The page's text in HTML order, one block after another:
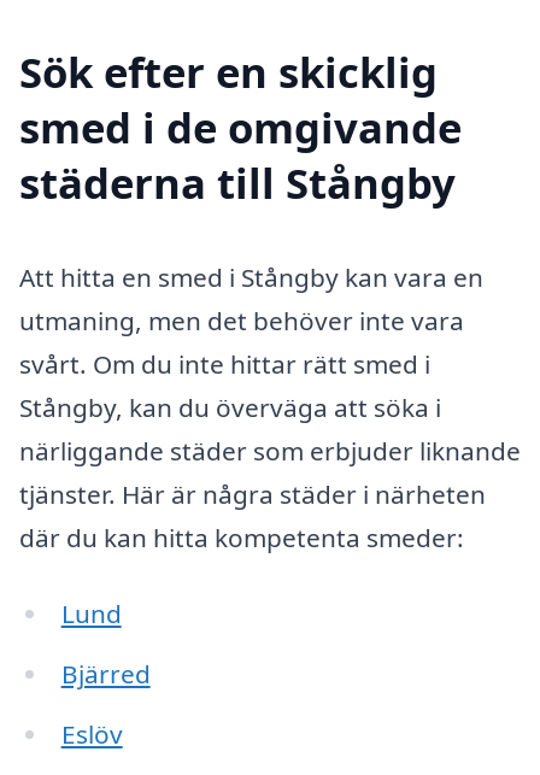
Sök efter en skicklig
smed i de omgivande
städerna till Stångby
Att hitta en smed i Stångby kan vara en
utmaning, men det behöver inte vara
svårt. Om du inte hittar rätt smed i
Stångby, kan du överväga att söka i
närliggande städer som erbjuder liknande
tjänster. Här är några städer i närheten
där du kan hitta kompetenta smeder:
Lund
Bjärred
Eslöv